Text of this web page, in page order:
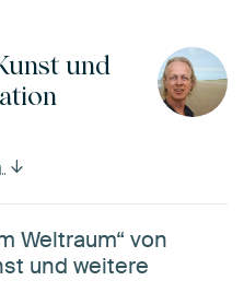
und
Weltraum“ von
und weitere